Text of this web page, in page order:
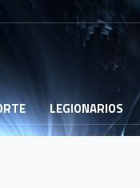
LEGIONARIOS